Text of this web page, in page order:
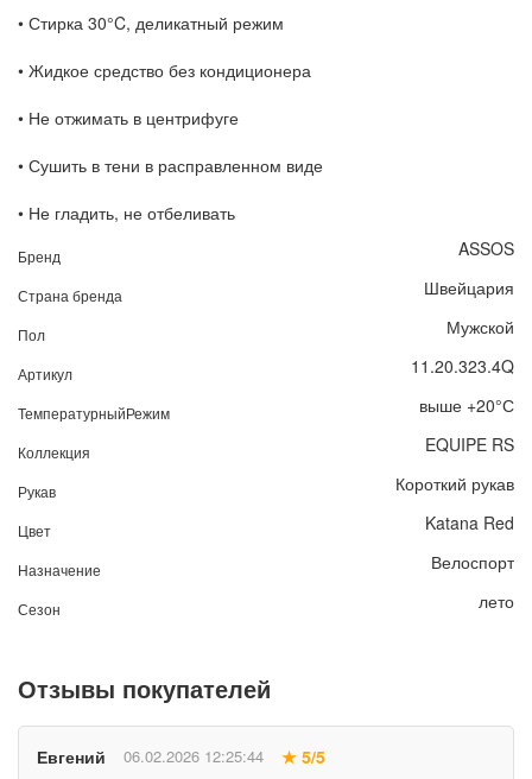
• Стирка 30°C, деликатный режим
• Жидкое средство без кондиционера
• Не отжимать в центрифуге
• Сушить в тени в расправленном виде
• Не гладить, не отбеливать
Бренд ASSOS
Страна бренда Швейцария
Пол Мужской
Артикул 11.20.323.4Q
ТемпературныйРежим выше +20°С
Коллекция EQUIPE RS
Рукав Короткий рукав
Цвет Katana Red
Назначение Велоспорт
Сезон лето
Отзывы покупателей
Евгений 06.02.2026 12:25:44
★ 5/5